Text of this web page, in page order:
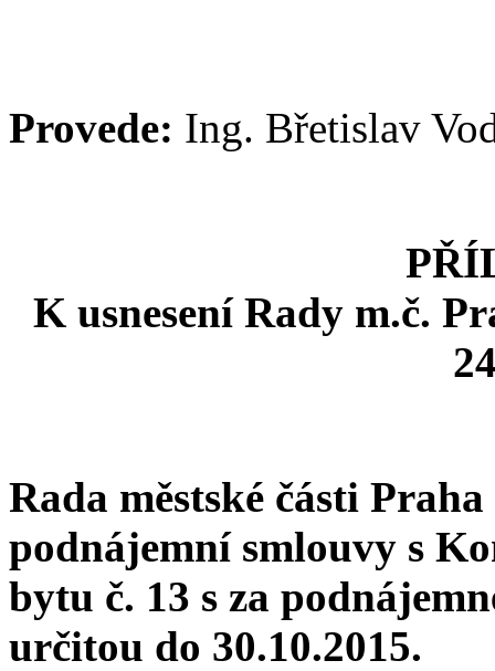
Provede: Ing. Břetislav
K usnesení Rady m.č.
Rada městské části
podnájemní smlouvy s
bytu č. 13 s za
určitou do 30.10.2015.